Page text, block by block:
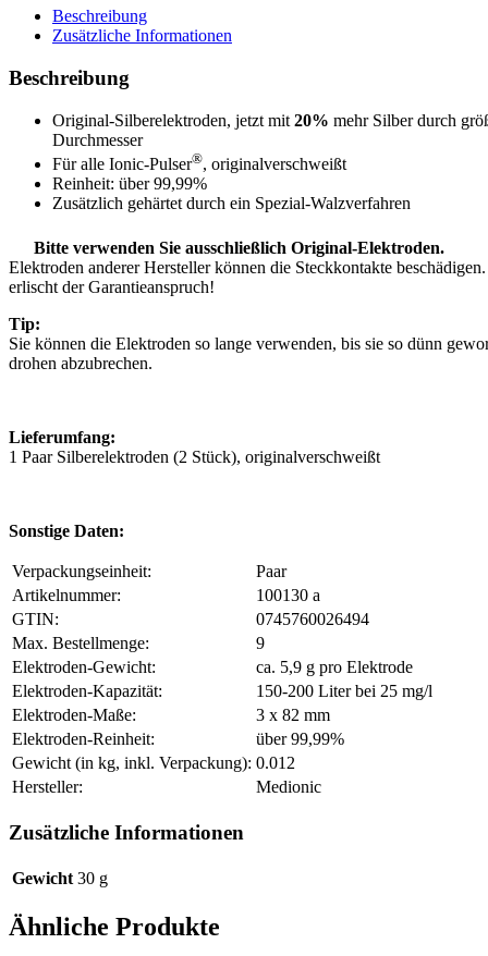
Menge
Beschreibung
Zusätzliche Informationen
Beschreibung
Original-Silberelektroden, jetzt mit 20% mehr Silber durch
Durchmesser
Für alle Ionic-Pulser®, originalverschweißt
Reinheit: über 99,99%
Zusätzlich gehärtet durch ein Spezial-Walzverfahren
Bitte verwenden Sie ausschließlich Original-Elektroden.
Elektroden anderer Hersteller können die Steckkontakte
erlischt der Garantieanspruch!
Tip:
Sie können die Elektroden so lange verwenden, bis sie so dünn
drohen abzubrechen.
Lieferumfang:
1 Paar Silberelektroden (2 Stück), originalverschweißt
Sonstige Daten:
Verpackungseinheit:
Paar
Artikelnummer:
100130 a
GTIN:
0745760026494
Max. Bestellmenge:
9
Elektroden-Gewicht:
ca. 5,9 g pro Elektrode
Elektroden-Kapazität:
150-200 Liter bei 25 mg/l
Elektroden-Maße:
3 x 82 mm
Elektroden-Reinheit:
über 99,99%
Gewicht (in kg, inkl. Verpackung): 0.012
Hersteller:
Medionic
Zusätzliche Informationen
Gewicht 30 g
Ähnliche Produkte